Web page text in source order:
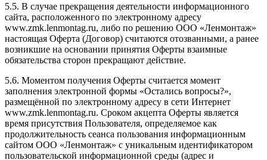
5.5. В случае прекращения деятельности информационного
сайта, расположенного по электронному адресу
www.zmk.lenmontag.ru, либо по решению ООО «Ленмонтаж»
настоящая Оферта (Договор) считаются отозванными, а ранее
возникшие на основании принятия Оферты взаимные
обязательства сторон прекращают действие.
5.6. Моментом получения Оферты считается момент
заполнения электронной формы «Остались вопросы?»,
размещённой по электронному адресу в сети Интернет
www.zmk.lenmontag.ru. Сроком акцепта Оферты является
время присутствия Пользователя, определяемое как
продолжительность сеанса пользования информационным
сайтом ООО «Ленмонтаж» с уникальным идентификатором
пользовательской информационной среды (адрес и